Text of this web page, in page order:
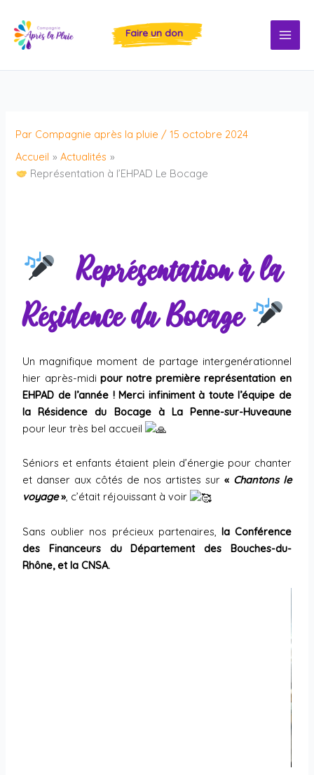
contenu
Faire un don
Par Compagnie après la pluie /15 octobre 2024
Accueil
Actualités
​ Représentation à l’EHPAD Le Bocage
Représentation à la
Résidence du Bocage
Un magnifique moment de partage intergenérationnel
hier après-midi pour notre première représentation en
EHPAD de l’année ! Merci infiniment à toute l’équipe de
la Résidence du Bocage à La Penne-sur-Huveaune
pour leur très bel accueil
Séniors et enfants étaient plein d’énergie pour chanter
et danser aux côtés de nos artistes sur «Chantons le
voyage», c’était réjouissant à voir
Sans oublier nos précieux partenaires, la Conférence
des Financeurs duDépartement des Bouches-du-
Rhône, et la CNSA.